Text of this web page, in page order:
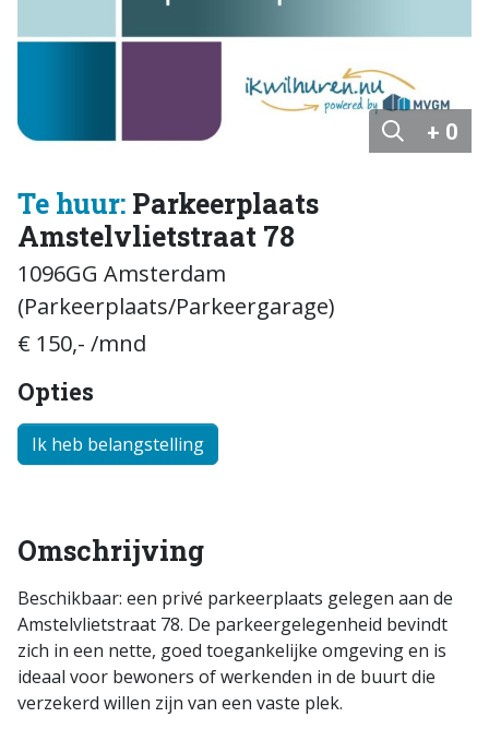
+ 0
Te huur: Parkeerplaats
Amstelvlietstraat 78
1096GG Amsterdam
(Parkeerplaats/Parkeergarage)
€ 150,- /mnd
Opties
Ik heb belangstelling
Omschrijving
Beschikbaar: een privé parkeerplaats gelegen aan de
Amstelvlietstraat 78. De parkeergelegenheid bevindt
zich in een nette, goed toegankelijke omgeving en is
ideaal voor bewoners of werkenden in de buurt die
verzekerd willen zijn van een vaste plek.